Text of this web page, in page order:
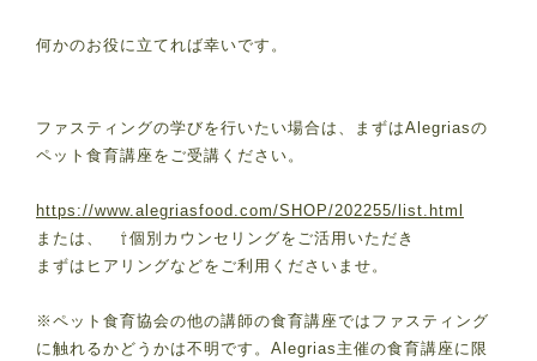
何かのお役に立てれば幸いです。
ファスティングの学びを行いたい場合は、まずはAlegriasの
ペット食育講座をご受講ください。
https://www.alegriasfood.com/SHOP/202255/list.html
または、 ⇧個別カウンセリングをご活用いただき
まずはヒアリングなどをご利用くださいませ。
※ペット食育協会の他の講師の食育講座ではファスティング
に触れるかどうかは不明です。Alegrias主催の食育講座に限